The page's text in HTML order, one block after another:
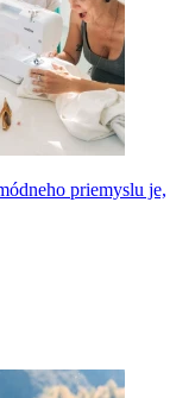
priemyslu je,